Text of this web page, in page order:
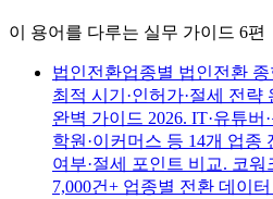
이 용어를 다루는 실무 가이드 6편
법인전환업종별 법인전환
최적 시기·인허가·절세 전략
완벽 가이드 2026. IT·유튜버
학원·이커머스 등 14개 업종
여부·절세 포인트 비교. 코
7,000건+ 업종별 전환 데이